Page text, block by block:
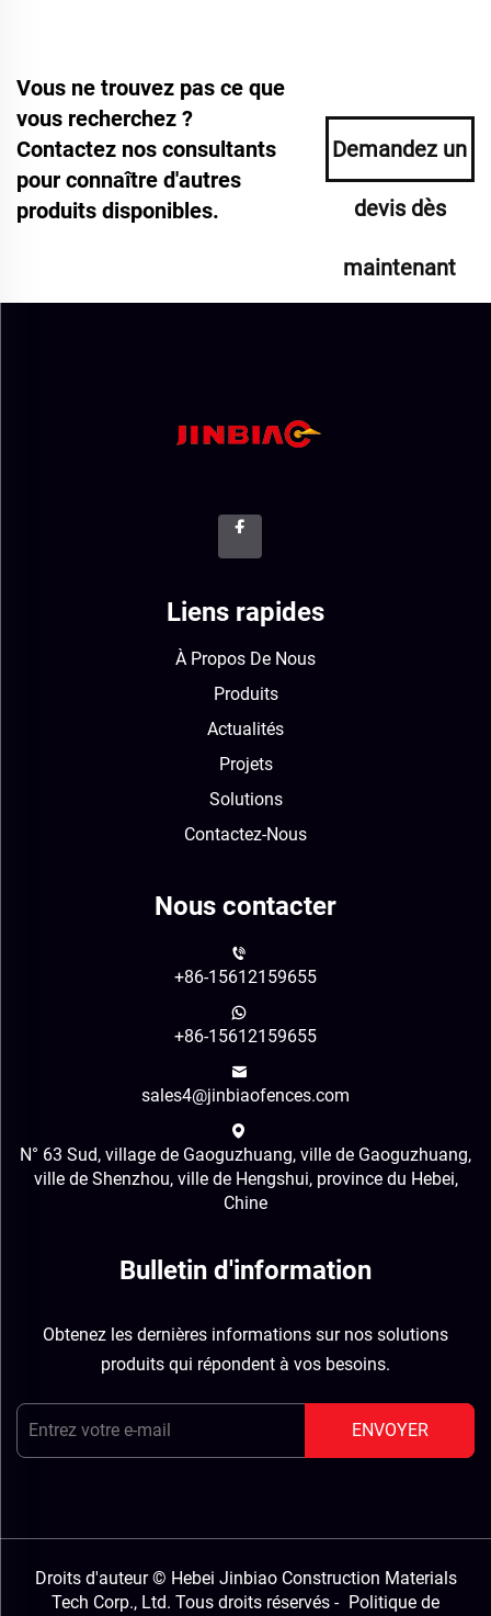
Vous ne trouvez pas ce que
vous recherchez ?
Contactez nos consultants
pour connaître d'autres
produits disponibles.
Demandez un
devis dès
maintenant
Liens rapides
À Propos De Nous
Produits
Actualités
Projets
Solutions
Contactez-Nous
Nous contacter
+86-15612159655
+86-15612159655
sales4@jinbiaofences.com
N° 63 Sud, village de Gaoguzhuang, ville de Gaoguzhuang,
ville de Shenzhou, ville de Hengshui, province du Hebei,
Chine
Bulletin d'information
Obtenez les dernières informations sur nos solutions
produits qui répondent à vos besoins.
ENVOYER
Droits d'auteur © Hebei Jinbiao Construction Materials
Tech Corp., Ltd. Tous droits réservés - Politique de